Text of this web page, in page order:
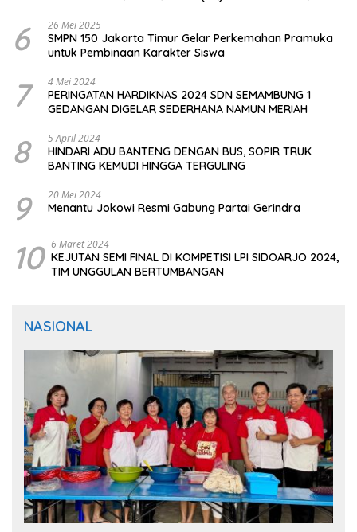
6 26 Mei 2025
SMPN 150 Jakarta Timur Gelar Perkemahan Pramuka
untuk Pembinaan Karakter Siswa
7 4 Mei 2024
PERINGATAN HARDIKNAS 2024 SDN SEMAMBUNG 1
GEDANGAN DIGELAR SEDERHANA NAMUN MERIAH
8 5 April 2024
HINDARI ADU BANTENG DENGAN BUS, SOPIR TRUK
BANTING KEMUDI HINGGA TERGULING
9 20 Mei 2024
Menantu Jokowi Resmi Gabung Partai Gerindra
10 6 Maret 2024
KEJUTAN SEMI FINAL DI KOMPETISI LPI SIDOARJO 2024,
TIM UNGGULAN BERTUMBANGAN
NASIONAL